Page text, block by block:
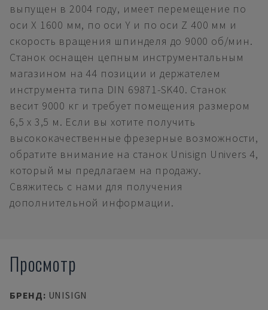
выпущен в 2004 году, имеет перемещение по
оси X 1600 мм, по оси Y и по оси Z 400 мм и
скорость вращения шпинделя до 9000 об/мин.
Станок оснащен цепным инструментальным
магазином на 44 позиции и держателем
инструмента типа DIN 69871-SK40. Станок
весит 9000 кг и требует помещения размером
6,5 х 3,5 м. Если вы хотите получить
высококачественные фрезерные возможности,
обратите внимание на станок Unisign Univers 4,
который мы предлагаем на продажу.
Свяжитесь с нами для получения
дополнительной информации.
Просмотр
БРЕНД: UNISIGN